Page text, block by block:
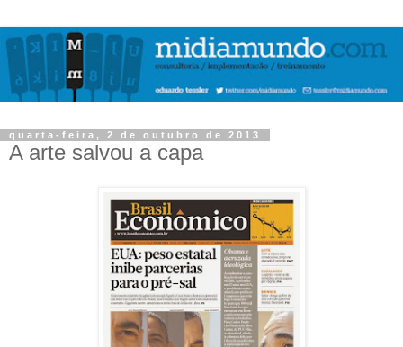
quarta-feira, 2 de outubro de 2013
A arte salvou a capa